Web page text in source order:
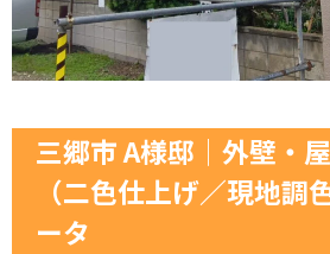
三郷市 A様邸│外壁・
（二色仕上げ／現地
ータ